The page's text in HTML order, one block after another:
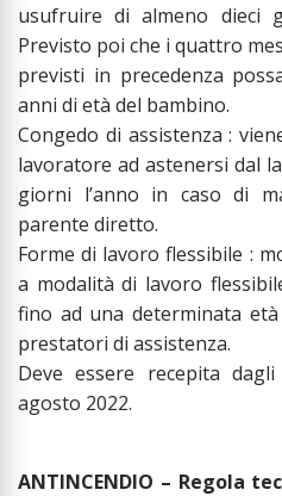
usufruire di almeno dieci
Previsto poi che i quattro
previsti in precedenza
anni di età del bambino.
Congedo di assistenza :
lavoratore ad astenersi dal
giorni l’anno in caso di
parente diretto.
Forme di lavoro flessibile :
a modalità di lavoro
fino ad una determinata
prestatori di assistenza.
Deve essere recepita
agosto 2022.
ANTINCENDIO – Regola